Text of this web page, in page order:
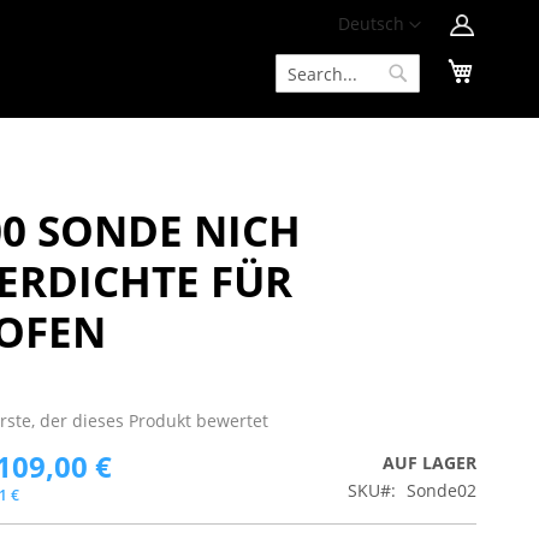
Zum
springen
Sprache
Deutsch
Mein
Suche
SONDE NICH
FÜR
der dieses Produkt bewertet
€
€
AUF LAGER
SKU
Sonde02